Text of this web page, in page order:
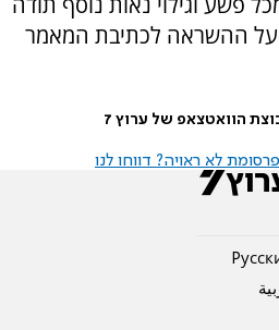
על ההשראה לכתיבת המאמר
הוואטצאפ של ערוץ 7
לא ראויה? דווחו לנו